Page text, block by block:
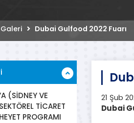
Dubai Gulfood 2022 Fuarı
(SİDNEY VE
TİCARET
PROGRAMI
21 Şub
Dubai